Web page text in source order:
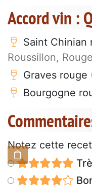
Accord vin :
Saint Chinian
Roussillon,
Graves rouge
Bourgogne
Notez cette